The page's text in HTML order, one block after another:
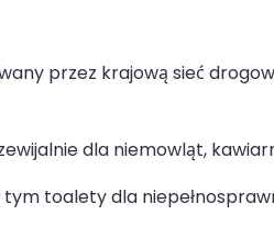
przez krajową sieć
dla niemowląt,
toalety dla